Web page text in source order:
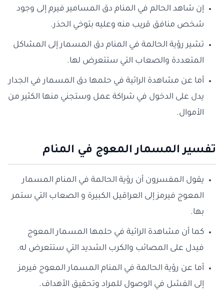
إن شاهد الحالم في المنام دق المسامير فيرم إلى وجود
شخص منافق قريب منه وعليه بتوخي الحذر.
تشير رؤية الحالمة في المنام دق المسمار إلى المشاكل
المتعددة والصعاب التي ستتعرض لها.
أما عن مشاهدة الرائية في حلمها دق المسمار في الجدار
يدل على الدخول في شراكة عمل وستجني منها الكثير من
الأموال.
تفسير المسمار المعوج في المنام
يقول المفسرون أن رؤية الحالمة في المنام المسمار
المعوج فيرمز إلى العراقيل الكبيرة و الصعاب التي ستمر
بها.
كما أن مشاهدة الرائية في حلمها المسمار المعوج
فيدل على المصائب والكرب الشديد التي ستتعرض له.
أما عن رؤية الحالمة في المنام المسمار المعوج فيرمز
إلى الفشل في الوصول للمراد وتحقيق الأهداف.